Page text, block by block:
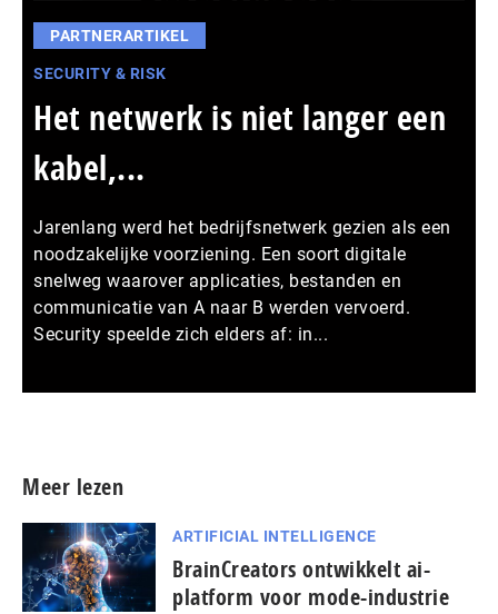
PARTNERARTIKEL
SECURITY & RISK
Het netwerk is niet langer een
kabel,...
Jarenlang werd het bedrijfsnetwerk gezien als een
noodzakelijke voorziening. Een soort digitale
snelweg waarover applicaties, bestanden en
communicatie van A naar B werden vervoerd.
Security speelde zich elders af: in...
Meer lezen
ARTIFICIAL INTELLIGENCE
BrainCreators ontwikkelt ai-
platform voor mode-industrie